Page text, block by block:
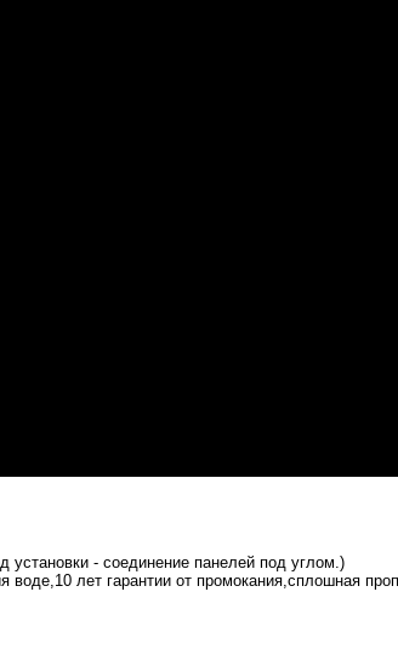
- соединение панелей под углом.)
воде,10 лет гарантии от промокания,сплошная